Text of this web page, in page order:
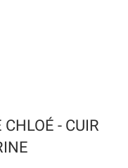
- CUIR